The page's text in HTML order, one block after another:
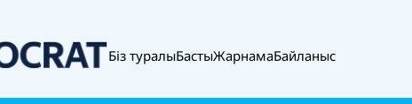
Біз туралыБастыЖарнамаБайланыс